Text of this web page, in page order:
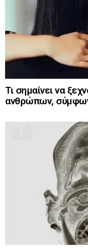
Τι σημαίνει να
ανθρώπων,